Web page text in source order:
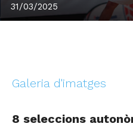
31/03/2025
Galeria d'imatges
8 seleccions